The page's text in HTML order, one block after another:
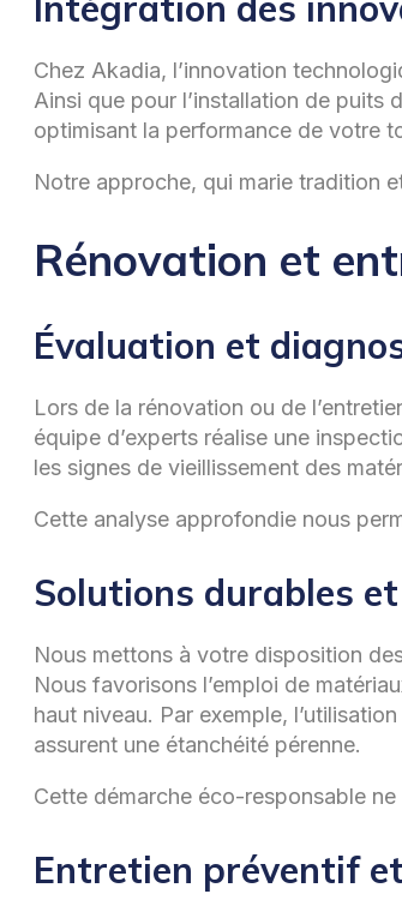
Chez Akadia, l’innovation
Ainsi que pour l’installation de puits
optimisant la performance de votre
Notre approche, qui marie tradition
Rénovation et
Évaluation et
Lors de la rénovation ou de
équipe d’experts réalise une
les signes de vieillissement des
Cette analyse approfondie nous
Solutions durables
Nous mettons à votre disposition
Nous favorisons l’emploi de
haut niveau. Par exemple,
assurent une étanchéité pérenne.
Cette démarche éco-responsable
Entretien préventif